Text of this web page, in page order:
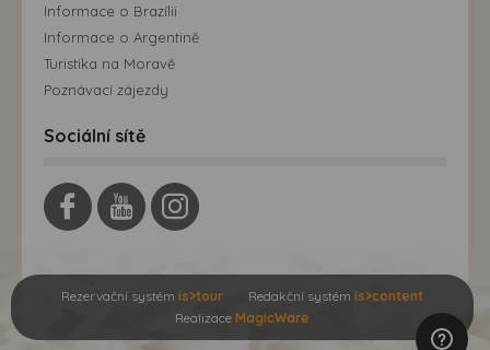
Informace o Brazílii
Informace o Argentině
Turistika na Moravě
Poznávací zájezdy
Sociální sítě
Rezervační systém is>tour Redakční systém is>content
Realizace MagicWare